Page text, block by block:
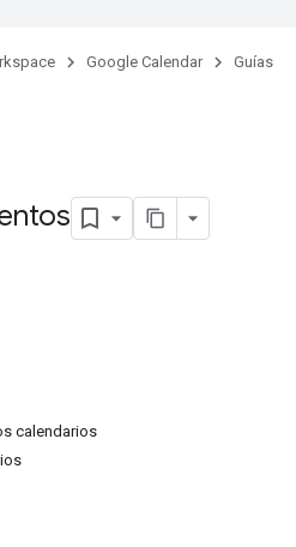
Google Calendar Guías
calendarios